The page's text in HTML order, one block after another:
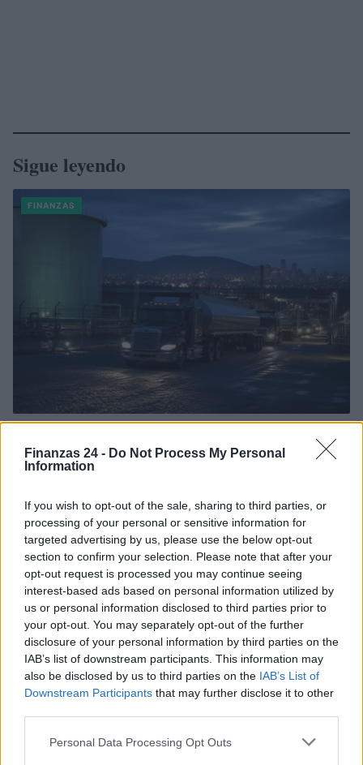
Finanzas 24 - Do Not Process My Personal
Information
If you wish to opt-out of the sale, sharing to third parties, or
processing of your personal or sensitive information for
targeted advertising by us, please use the below opt-out
section to confirm your selection. Please note that after your
opt-out request is processed you may continue seeing
interest-based ads based on personal information utilized by
us or personal information disclosed to third parties prior to
your opt-out. You may separately opt-out of the further
disclosure of your personal information by third parties on the
IAB’s list of downstream participants. This information may
also be disclosed by us to third parties on the IAB’s List of
Downstream Participants that may further disclose it to other
Please note that this website/app uses one or more Google
Personal Data Processing Opt Outs
Sigue leyendo
FINANZAS
gasolina y el diésel
Lucía Herrera · 7 Ago 2026
NEWS
Lucía Herrera · 7 Ago 2026